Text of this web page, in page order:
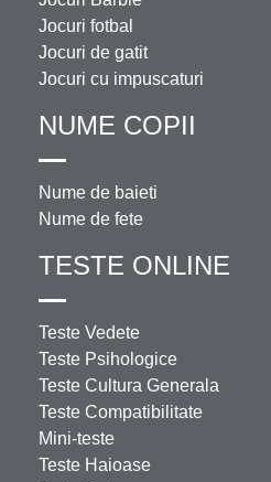
Jocuri fotbal
Jocuri de gatit
Jocuri cu impuscaturi
NUME COPII
Nume de baieti
Nume de fete
TESTE ONLINE
Teste Vedete
Teste Psihologice
Teste Cultura Generala
Teste Compatibilitate
Mini-teste
Teste Haioase